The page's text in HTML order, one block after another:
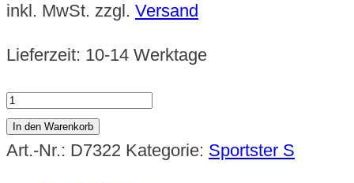
inkl. MwSt. zzgl. Versand
Lieferzeit: 10-14 Werktage
Beltschutz
/
Riemenabdeckung
In den Warenkorb
Art.-Nr.: D7322 Kategorie: Sportster S